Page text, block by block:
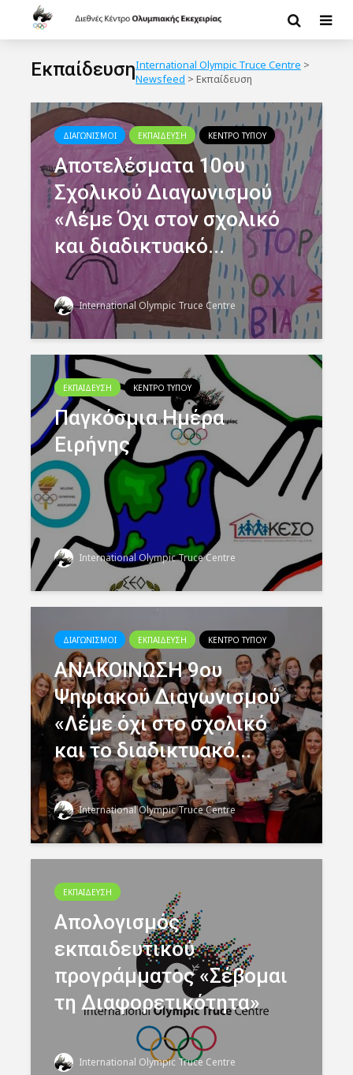
ΕκπαίδευσηInternational Olympic Truce Centre >
Newsfeed > Εκπαίδευση
ΔΙΑΓΩΝΙΣΜΟΙ ΕΚΠΑΙΔΕΥΣΗ ΚΕΝΤΡΟ ΤΥΠΟΥ
Αποτελέσματα 10ου
Σχολικού Διαγωνισμού
«Λέμε Όχι στον σχολικό
και διαδικτυακό...
International Olympic Truce Centre
ΕΚΠΑΙΔΕΥΣΗ ΚΕΝΤΡΟ ΤΥΠΟΥ
Παγκόσμια Ημέρα
Ειρήνης
International Olympic Truce Centre
ΔΙΑΓΩΝΙΣΜΟΙ ΕΚΠΑΙΔΕΥΣΗ ΚΕΝΤΡΟ ΤΥΠΟΥ
ΑΝΑΚΟΙΝΩΣΗ 9ου
Ψηφιακού Διαγωνισμού
«Λέμε όχι στο σχολικό
και το διαδικτυακό...
International Olympic Truce Centre
ΕΚΠΑΙΔΕΥΣΗ
Απολογισμός
εκπαιδευτικού
προγράμματος «Σέβομαι
τη Διαφορετικότητα»
International Olympic Truce Centre